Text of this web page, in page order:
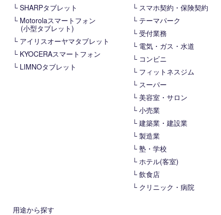
SHARPタブレット
Motorolaスマートフォン
(小型タブレット)
アイリスオーヤマタブレット
KYOCERAスマートフォン
LIMNOタブレット
スマホ契約・保険契約
テーマパーク
受付業務
電気・ガス・水道
コンビニ
フィットネスジム
スーパー
美容室・サロン
小売業
建築業・建設業
製造業
塾・学校
ホテル(客室)
飲食店
クリニック・病院
用途から探す